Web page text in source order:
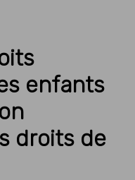
enfants
droits de